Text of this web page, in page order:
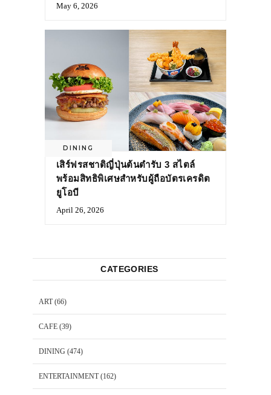
May 6, 2026
DINING
เสิร์ฟรสชาติญี่ปุ่นต้นตำรับ 3 สไตล์
พร้อมสิทธิพิเศษสำหรับผู้ถือบัตรเครดิต
ยูโอบี
April 26, 2026
CATEGORIES
ART(66)
CAFE (39)
DINING (474)
ENTERTAINMENT(162)